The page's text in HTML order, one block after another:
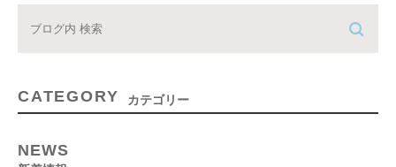
CATEGORY カテゴリー
NEWS